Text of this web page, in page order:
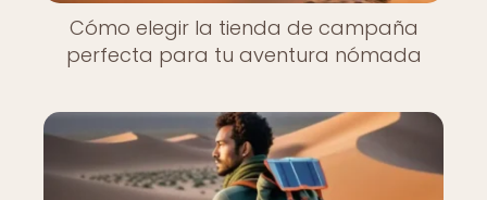
Cómo elegir la tienda de campaña
perfecta para tu aventura nómada